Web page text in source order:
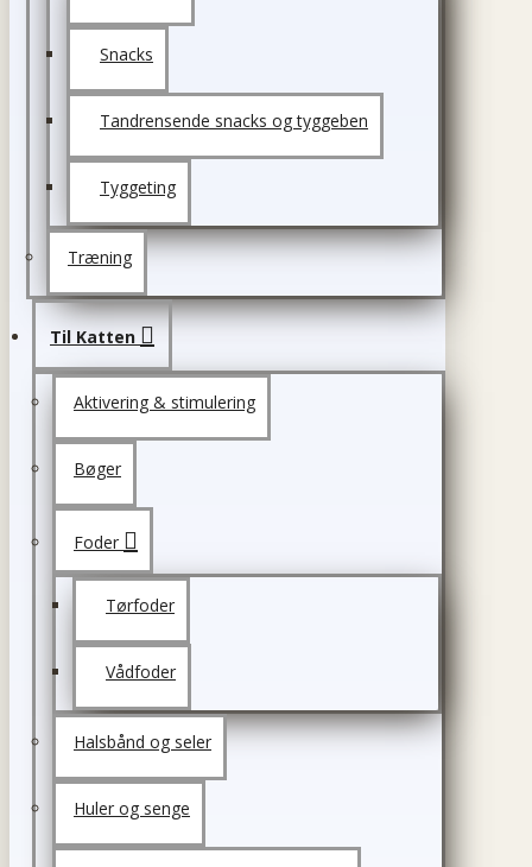
Snacks
Tandrensende snacks og tyggeben
Tyggeting
Træning
Til Katten
Aktivering & stimulering
Bøger
Foder
Tørfoder
Vådfoder
Halsbånd og seler
Huler og senge